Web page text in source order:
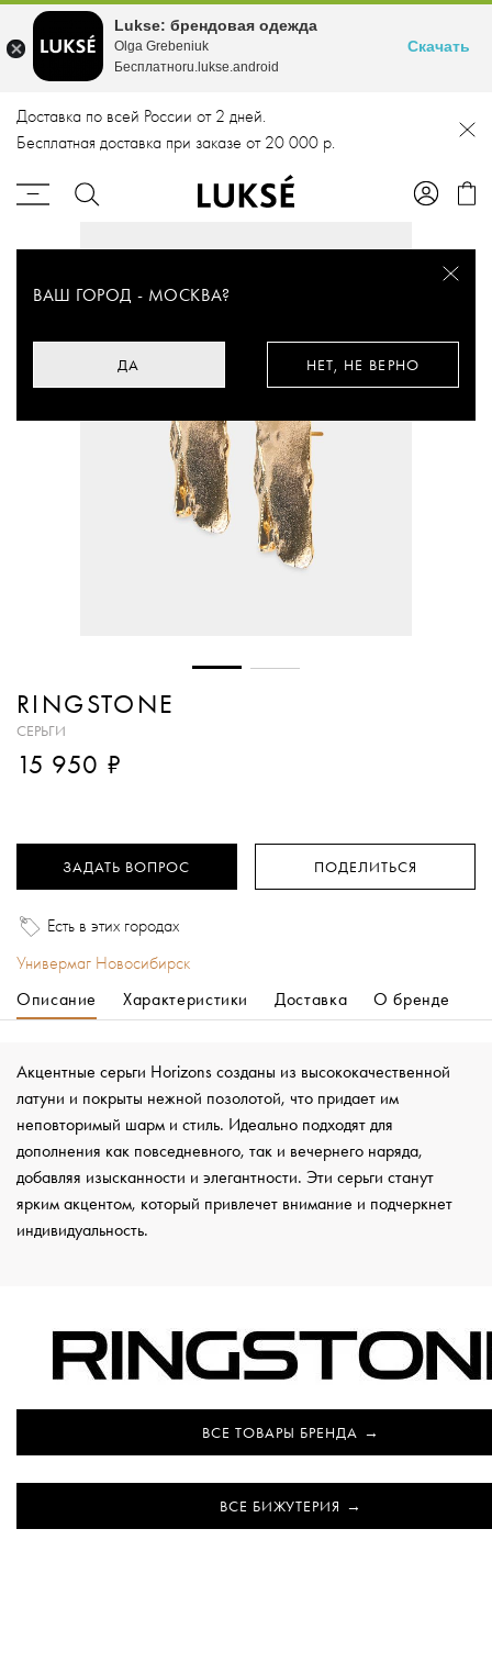
Доставка по всей России от 2 дней.
Бесплатная доставка при заказе от 20 000 р.
ВАШ ГОРОД - МОСКВА?
ДА НЕТ, НЕ ВЕРНО
RINGSTONE
СЕРЬГИ
15 950 ₽
ЗАДАТЬ ВОПРОС ПОДЕЛИТЬСЯ
Есть в этих городах
Универмаг Новосибирск
Описание
Характеристики Доставка О бренде
Акцентные серьги Horizons созданы из высококачественной
латуни и покрыты нежной позолотой, что придает им
неповторимый шарм и стиль. Идеально подходят для
дополнения как повседневного, так и вечернего наряда,
добавляя изысканности и элегантности. Эти серьги станут
ярким акцентом, который привлечет внимание и подчеркнет
индивидуальность.
ВСЕ ТОВАРЫ БРЕНДА
ВСЕ БИЖУТЕРИЯ
Lukse: брендовая одежда
Olga Grebeniuk
Бесплатноru.lukse.android
Скачать